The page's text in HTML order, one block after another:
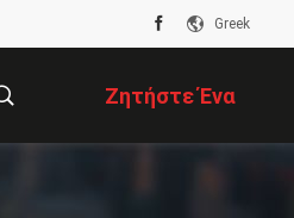
Greek
Ζητήστε Ένα
Απόσπασμα